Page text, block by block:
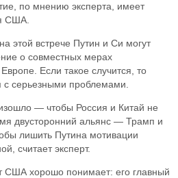
по мнению эксперта, имеет
США.
этой встрече Путин и Си могут
о совместных мерах
Если такое случится, то
с серьезными проблемами.
— чтобы Россия и Китай не
двусторонний альянс — Трамп и
лишить Путина мотивации
считает эксперт.
США хорошо понимает: его главный